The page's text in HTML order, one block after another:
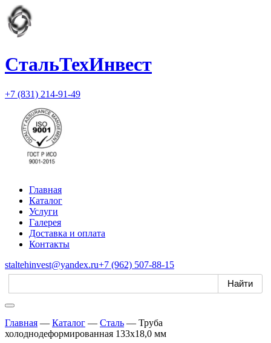
СтальТехИнвест
+7 (831) 214-91-49
Главная
Каталог
Услуги
Галерея
Доставка и оплата
Контакты
staltehinvest@yandex.ru+7 (962) 507-88-15
Главная — Каталог — Сталь — Труба
холоднодеформированная 133х18,0 мм